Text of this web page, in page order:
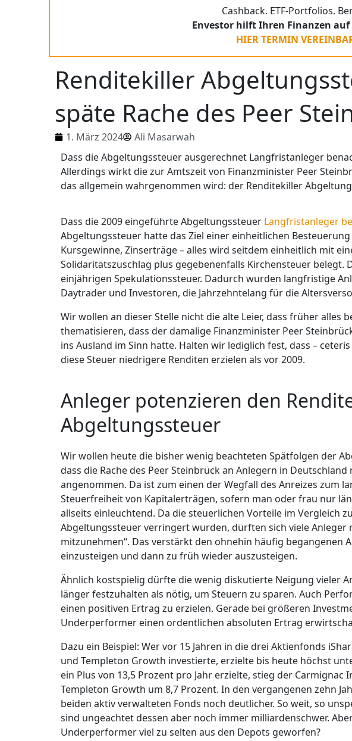
Cashback. ETF-Portfolios.
Envestor hilft Ihren Finanzen auf
HIER TERMIN
Renditekiller
späte Rache des Peer
1. März 2024
Ali Masarwah
Dass die Abgeltungssteuer ausgerechnet Langfristanleger
Allerdings wirkt die zur Amtszeit von Finanzminister Peer
das allgemein wahrgenommen wird: der Renditekiller
Dass die 2009 eingeführte Abgeltungssteuer Langfristanleger
Abgeltungssteuer hatte das Ziel einer einheitlichen
Kursgewinne, Zinserträge – alles wird seitdem einheitlich mit
Solidaritätszuschlag plus gegebenenfalls Kirchensteuer belegt.
einjährigen Spekulationssteuer. Dadurch wurden langfristige
Daytrader und Investoren, die Jahrzehntelang für die
Wir wollen an dieser Stelle nicht die alte Leier, dass früher alles
thematisieren, dass der damalige Finanzminister Peer
ins Ausland im Sinn hatte. Halten wir lediglich fest, dass –
diese Steuer niedrigere Renditen erzielen als vor 2009.
Anleger potenzieren den
Abgeltungssteuer
Wir wollen heute die bisher wenig beachteten Spätfolgen der
dass die Rache des Peer Steinbrück an Anlegern in
angenommen. Da ist zum einen der Wegfall des Anreizes zum
Steuerfreiheit von Kapitalerträgen, sofern man oder frau nur
allseits einleuchtend. Da die steuerlichen Vorteile im Vergleich
Abgeltungssteuer verringert wurden, dürften sich viele Anleger
mitzunehmen“. Das verstärkt den ohnehin häufig begangenen
einzusteigen und dann zu früh wieder auszusteigen.
Ähnlich kostspielig dürfte die wenig diskutierte Neigung vieler
länger festzuhalten als nötig, um Steuern zu sparen. Auch
einen positiven Ertrag zu erzielen. Gerade bei größeren
Underperformer einen ordentlichen absoluten Ertrag
Dazu ein Beispiel: Wer vor 15 Jahren in die drei Aktienfonds
und Templeton Growth investierte, erzielte bis heute höchst
ein Plus von 13,5 Prozent pro Jahr erzielte, stieg der
Templeton Growth um 8,7 Prozent. In den vergangenen zehn
beiden aktiv verwalteten Fonds noch deutlicher. So weit, so
sind ungeachtet dessen aber noch immer milliardenschwer.
Underperformer viel zu selten aus den Depots geworfen?